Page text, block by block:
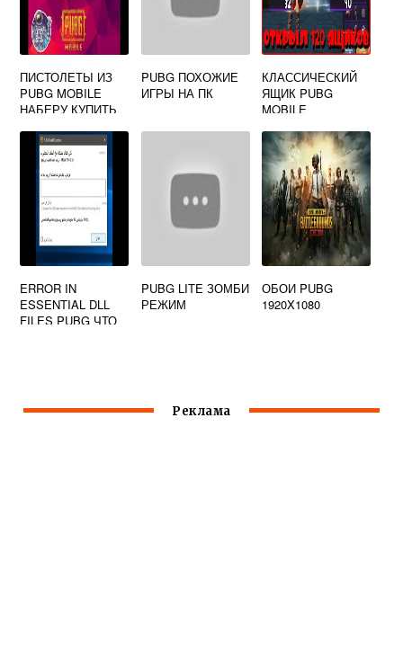
ПИСТОЛЕТЫ ИЗ
PUBG MOBILE
НАБЕРУ КУПИТЬ
PUBG ПОХОЖИЕ
ИГРЫ НА ПК
КЛАССИЧЕСКИЙ
ЯЩИК PUBG
MOBILE
ERROR IN
ESSENTIAL DLL
FILES PUBG ЧТО
PUBG LITE ЗОМБИ
РЕЖИМ
ОБОИ PUBG
1920X1080
Реклама